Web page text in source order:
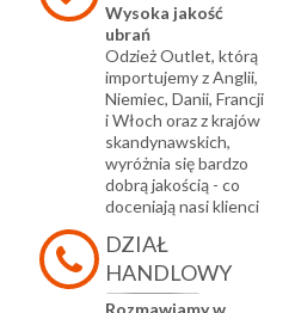
Wysoka jakość
ubrań
Odzież Outlet, którą
importujemy z Anglii,
Niemiec, Danii, Francji
i Włoch oraz z krajów
skandynawskich,
wyróżnia się bardzo
dobrą jakością - co
doceniają nasi klienci
DZIAŁ
HANDLOWY
Rozmawiamy w